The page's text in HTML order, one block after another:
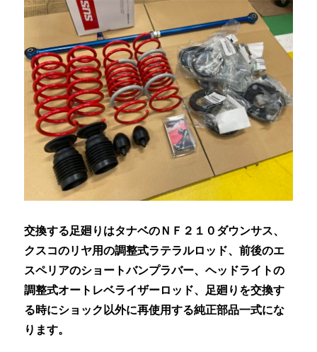
交換する足廻りはタナベのＮＦ２１０ダウンサス、
クスコのリヤ用の調整式ラテラルロッド、前後のエ
スペリアのショートバンプラバー、ヘッドライトの
調整式オートレベライザーロッド、足廻りを交換す
る時にショック以外に再使用する純正部品一式にな
ります。